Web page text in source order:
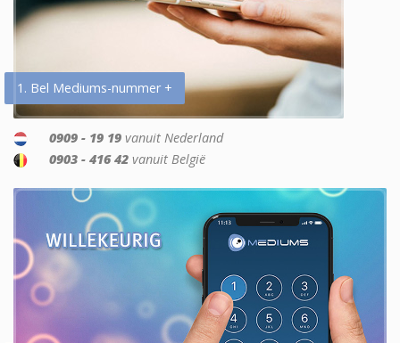
1. Bel Mediums-nummer +
0909 - 19 19 vanuit Nederland
0903 - 416 42 vanuit België